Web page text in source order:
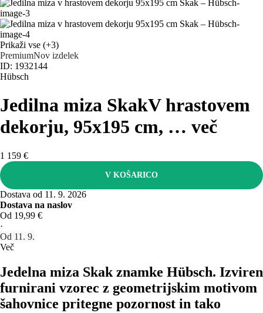
Prikaži vse (+3)
PremiumNov izdelek
ID: 1932144
Hübsch
Jedilna miza SkakV hrastovem
dekorju, 95x195 cm, … več
1 159 €
V KOŠARICO
Dostava od 11. 9. 2026
Dostava na naslov
Od 19,99 €
·
Od 11. 9.
Več
Jedelna miza Skak znamke Hübsch. Izviren
furnirani vzorec z geometrijskim motivom
šahovnice pritegne pozornost in tako